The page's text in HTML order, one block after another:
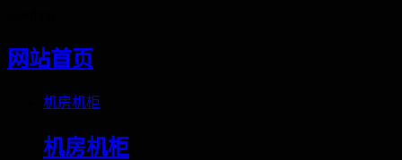
网站首页
机房机柜
机房机柜